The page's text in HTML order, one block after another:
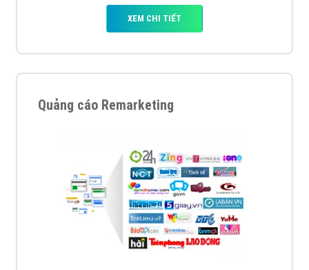
XEM CHI TIẾT
Quảng cáo Remarketing